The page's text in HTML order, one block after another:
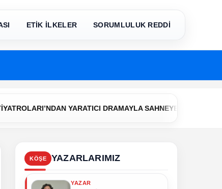
ETİK İLKELER SORUMLULUK REDDİ
YARATICI DRAMAYLA SAHNEYE İLK ADIM
KÖŞE YAZARLARIMIZ
YAZAR